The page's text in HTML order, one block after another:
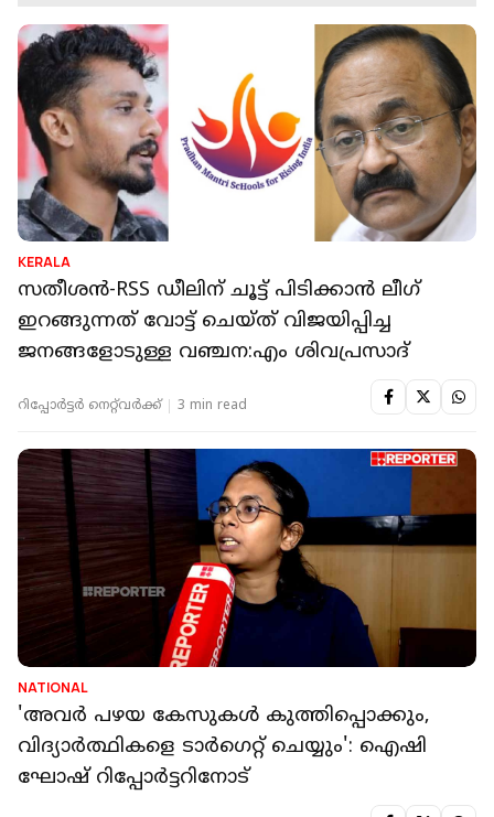
KERALA
സതീശൻ-RSS ഡീലിന് ചൂട്ട് പിടിക്കാൻ ലീഗ്
ഇറങ്ങുന്നത് വോട്ട് ചെയ്ത് വിജയിപ്പിച്ച
ജനങ്ങളോടുള്ള വഞ്ചന:എം ശിവപ്രസാദ്
റിപ്പോർട്ടർ നെറ്റ്‌വര്‍ക്ക്‌ 3 min read
NATIONAL
'അവര്‍ പഴയ കേസുകള്‍ കുത്തിപ്പൊക്കും,
വിദ്യാര്‍ത്ഥികളെ ടാര്‍ഗെറ്റ് ചെയ്യും': ഐഷി
ഘോഷ് റിപ്പോർട്ടറിനോട്